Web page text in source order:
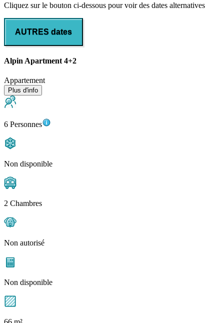
Cliquez sur le bouton ci-dessous pour voir des dates alternatives
AUTRES dates
Alpin Apartment 4+2
Appartement
Plus d'info
6 Personnes
Non disponible
2 Chambres
Non autorisé
Non disponible